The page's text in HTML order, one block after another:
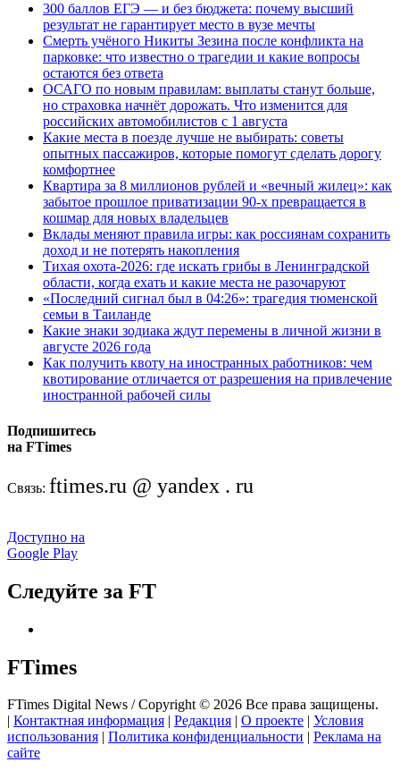
300 баллов ЕГЭ — и без бюджета: почему высший
результат не гарантирует место в вузе мечты
Смерть учёного Никиты Зезина после конфликта на
парковке: что известно о трагедии и какие вопросы
остаются без ответа
ОСАГО по новым правилам: выплаты станут больше,
но страховка начнёт дорожать. Что изменится для
российских автомобилистов с 1 августа
Какие места в поезде лучше не выбирать: советы
опытных пассажиров, которые помогут сделать дорогу
комфортнее
Квартира за 8 миллионов рублей и «вечный жилец»: как
забытое прошлое приватизации 90-х превращается в
кошмар для новых владельцев
Вклады меняют правила игры: как россиянам сохранить
доход и не потерять накопления
Тихая охота-2026: где искать грибы в Ленинградской
области, когда ехать и какие места не разочаруют
«Последний сигнал был в 04:26»: трагедия тюменской
семьи в Таиланде
Какие знаки зодиака ждут перемены в личной жизни в
августе 2026 года
Как получить квоту на иностранных работников: чем
квотирование отличается от разрешения на привлечение
иностранной рабочей силы
Подпишитесь
на FTimes
Связь: ftimes.ru @ yandex . ru
Доступно на
Google Play
Следуйте за FT
FTimes
FTimes Digital News / Copyright © 2026 Все права защищены.
Контактная информация Редакция О проекте
Условия
использования
Политика конфиденциальности
Реклама на
сайте